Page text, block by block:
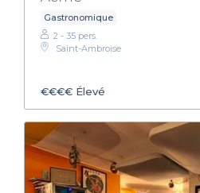
Gastronomique
2 - 35 pers.
Saint-Ambroise
€€€€ Élevé